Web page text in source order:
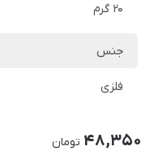
20 گرم
جنس
فلزی
48,350 تومان